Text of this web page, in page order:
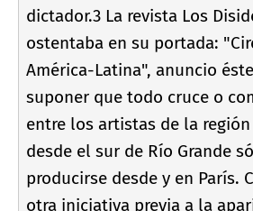
dictador.3 La revista Los
ostentaba en su portada:
América-Latina", anuncio
suponer que todo cruce o
entre los artistas de la
desde el sur de Rí­o Grande
producirse desde y en Parí­s.
otra iniciativa previa a la